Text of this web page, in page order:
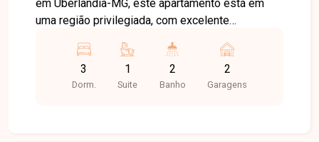
em Uberlândia-MG, este apartamento está em
uma região privilegiada, com excelente
avenidas da cidade. Além disso, está próximo a
supermercados, escolas, farmácias, restaurantes
e diversos comércios e serviços, proporcionando
3
Dorm.
1
Suite
2
Banho
2
Garagens